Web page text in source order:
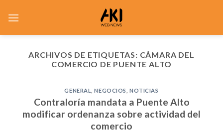
ARCHIVOS DE ETIQUETAS: CÁMARA DEL
COMERCIO DE PUENTE ALTO
GENERAL ,NEGOCIOS ,NOTICIAS
Contraloría mandata a Puente Alto
modificar ordenanza sobre actividad del
comercio